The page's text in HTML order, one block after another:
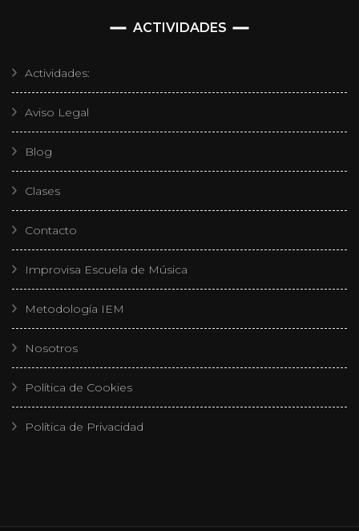
ACTIVIDADES
Actividades:
Aviso Legal
Blog
Clases
Contacto
Improvisa Escuela de Música
Metodología IEM
Nosotros
Política de Cookies
Política de Privacidad